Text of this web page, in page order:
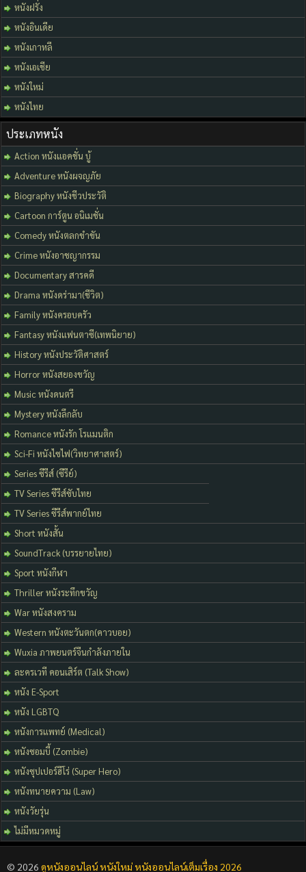
หนังฝรั่ง
หนังอินเดีย
หนังเกาหลี
หนังเอเชีย
หนังใหม่
หนังไทย
ประเภทหนัง
Action หนังแอคชั่น บู้
Adventure หนังผจญภัย
Biography หนังชีวประวัติ
Cartoon การ์ตูน อนิเมชั่น
Comedy หนังตลกขำขัน
Crime หนังอาชญากรรม
Documentary สารคดี
Drama หนังดร่ามา(ชีวิต)
Family หนังครอบครัว
Fantasy หนังแฟนตาซี(เทพนิยาย)
History หนังประวัติศาสตร์
Horror หนังสยองขวัญ
Music หนังดนตรี
Mystery หนังลึกลับ
Romance หนังรัก โรแมนติก
Sci-Fi หนังไซไฟ(วิทยาศาสตร์)
Series ซีรีส์ (ซีรีย์)
TV Series ซีรีส์ซับไทย
TV Series ซีรีส์พากย์ไทย
Short หนังสั้น
SoundTrack (บรรยายไทย)
Sport หนังกีฬา
Thriller หนังระทึกขวัญ
War หนังสงคราม
Western หนังตะวันตก(คาวบอย)
Wuxia ภาพยนตร์จีนกำลังภายใน
ละครเวที คอนเสิร์ต (Talk Show)
หนัง E-Sport
หนัง LGBTQ
หนังการแพทย์ (Medical)
หนังซอมบี้ (Zombie)
หนังซุปเปอร์ฮีโร่ (Super Hero)
หนังทนายความ (Law)
หนังวัยรุ่น
ไม่มีหมวดหมู่
© 2026 ดูหนังออนไลน์ หนังใหม่ หนังออนไลน์เต็มเรื่อง 2026